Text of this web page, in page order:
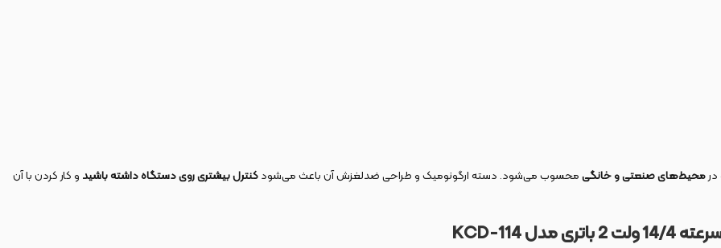
درمحیط‌های صنعتی و خانگیمحسوب می‌شود. دسته ارگونومیک و طراحی ضدلغزش آن باعث می‌شودکنترل بیشتری روی دستگاه داشته باشید و کار کردن با آن
مدل KCD-114